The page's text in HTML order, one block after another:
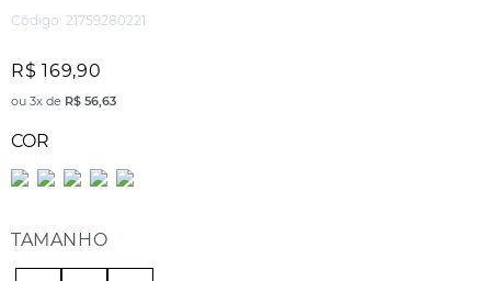
Código: 21759280221
R$ 169,90
ou 3x de R$ 56,63
TAMANHO